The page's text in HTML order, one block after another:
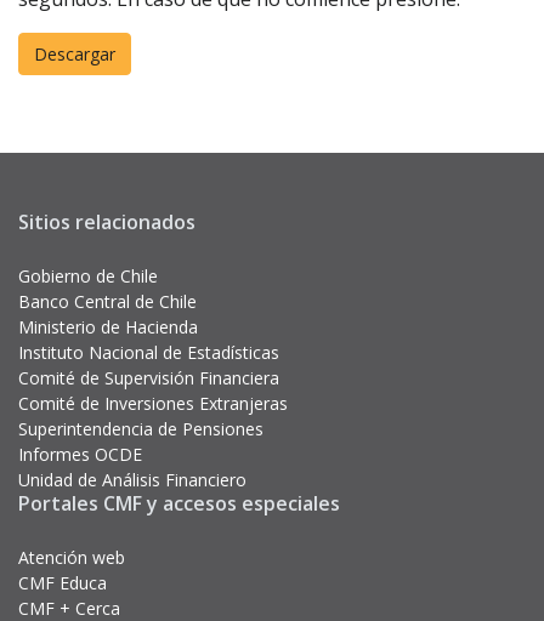
Sitios relacionados
Gobierno de Chile
Banco Central de Chile
Ministerio de Hacienda
Instituto Nacional de Estadísticas
Comité de Supervisión Financiera
Comité de Inversiones Extranjeras
Superintendencia de Pensiones
Informes OCDE
Unidad de Análisis Financiero
Portales CMF y accesos especiales
Atención web
CMF Educa
CMF + Cerca